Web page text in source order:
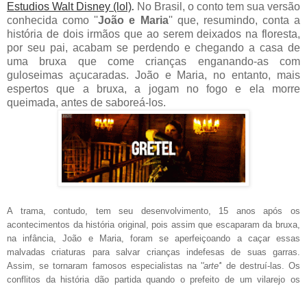
Estudios Walt Disney (lol). No Brasil, o conto tem sua versão
conhecida como ''João e Maria'' que, resumindo, conta a
história de dois irmãos que ao serem deixados na floresta,
por seu pai, acabam se perdendo e chegando a casa de
uma bruxa que come crianças enganando-as com
guloseimas açucaradas. João e Maria, no entanto, mais
espertos que a bruxa, a jogam no fogo e ela morre
queimada, antes de saboreá-los.
A trama, contudo, tem seu desenvolvimento, 15 anos após os
acontecimentos da história original, pois assim que escaparam da bruxa,
na infância, João e Maria, foram se aperfeiçoando a caçar essas
malvadas criaturas para salvar crianças indefesas de suas garras.
Assim, se tornaram famosos especialistas na ''arte'' de destruí-las.Os
conflitos da história dão partidaquando o prefeito de um vilarejo os